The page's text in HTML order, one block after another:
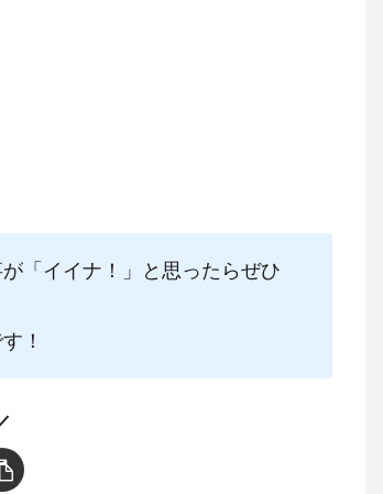
「イイナ！」と思ったらぜひ
！